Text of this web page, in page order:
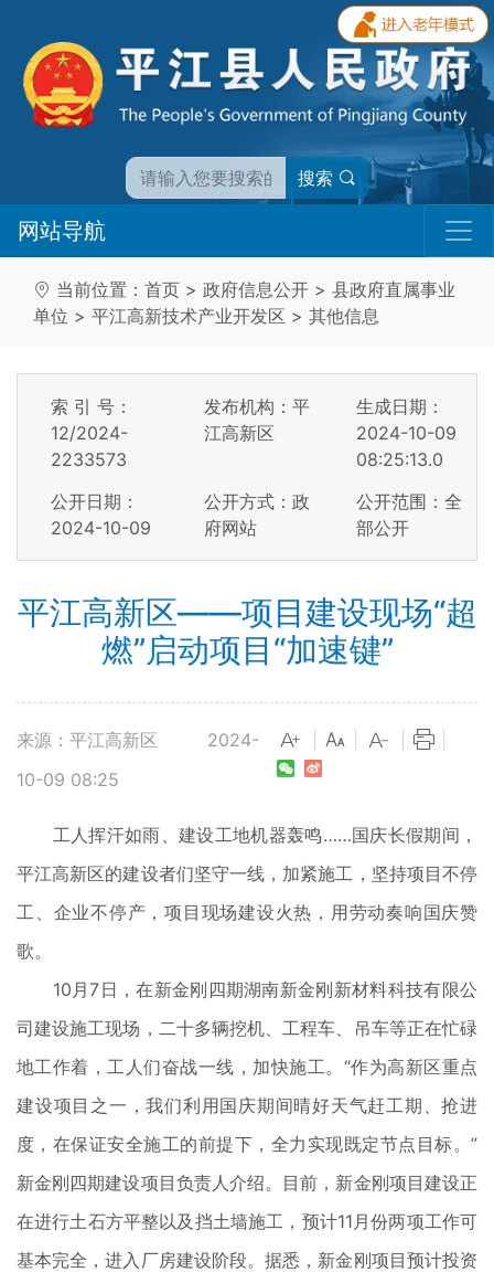
搜索
网站导航
当前位置： 首页 > 政府信息公开 > 县政府直属事业
单位 > 平江高新技术产业开发区 > 其他信息
索 引 号：
12/2024-
2233573
发布机构：平
江高新区
生成日期：
2024-10-09
08:25:13.0
公开日期：
2024-10-09
公开方式：政
府网站
公开范围：全
部公开
平江高新区——项目建设现场“超
燃”启动项目“加速键”
来源：平江高新区
2024-
10-09 08:25
工人挥汗如雨、建设工地机器轰鸣……国庆长假期间，
平江高新区的建设者们坚守一线，加紧施工，坚持项目不停
工、企业不停产，项目现场建设火热，用劳动奏响国庆赞
歌。
10月7日，在新金刚四期湖南新金刚新材料科技有限公
司建设施工现场，二十多辆挖机、工程车、吊车等正在忙碌
地工作着，工人们奋战一线，加快施工。“作为高新区重点
建设项目之一，我们利用国庆期间晴好天气赶工期、抢进
度，在保证安全施工的前提下，全力实现既定节点目标。”
新金刚四期建设项目负责人介绍。目前，新金刚项目建设正
在进行土石方平整以及挡土墙施工，预计11月份两项工作可
基本完全，进入厂房建设阶段。据悉，新金刚项目预计投资